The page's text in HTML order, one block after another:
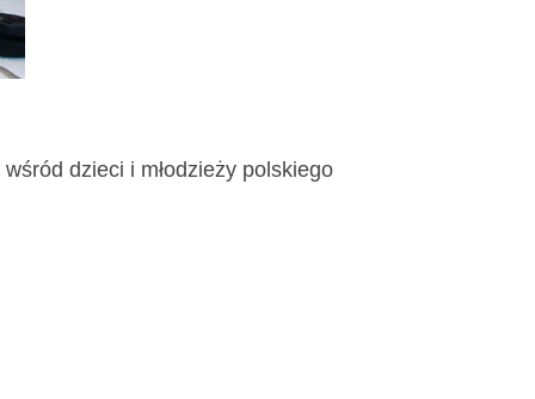
dzieci i młodzieży polskiego